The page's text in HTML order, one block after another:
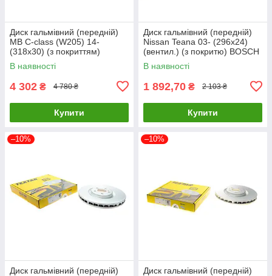
Диск гальмівний (передній)
MB C-class (W205) 14-
(318x30) (з покриттям)
(вентил.) BOSCH 0 986 479
H37 UA61
В наявності
4 302 ₴ 4 780 ₴
Купити
Диск гальмівний (передній)
Nissan Teana 03- (296x24)
(вентил.) (з покритю) BOSCH
0 986 479 T44 UA61
В наявності
1 892,70 ₴ 2 103 ₴
Купити
–10%
Диск гальмівний (передній)
–10%
Диск гальмівний (передній)